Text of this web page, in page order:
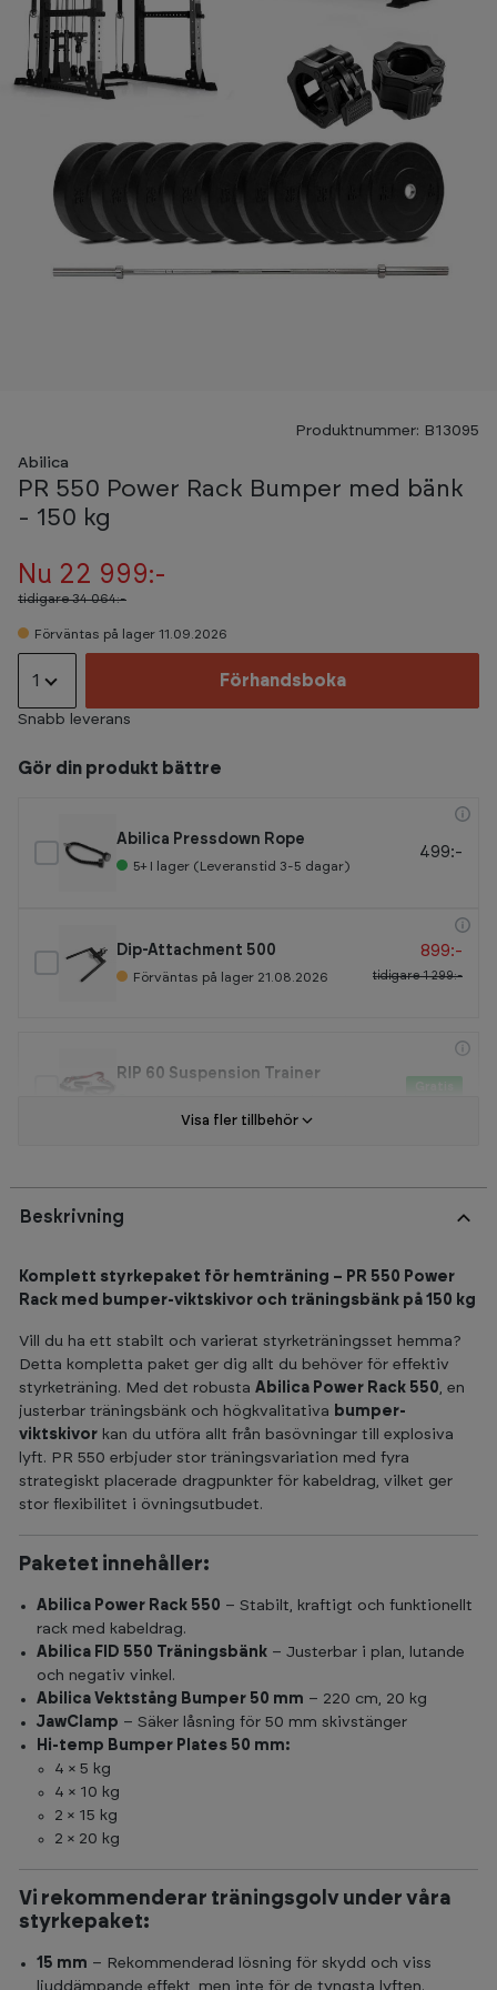
Produktnummer: B13095
Abilica
PR 550 Power Rack Bumper med bänk
- 150 kg
Nu 22 999:-
tidigare34 064:-
Förväntas på lager 11.09.2026
1 Förhandsboka
Snabb leverans
Gör din produkt bättre
Abilica Pressdown Rope
5+ I lager (Leveranstid 3-5 dagar)
499:-
Dip-Attachment 500
Förväntas på lager 21.08.2026
899:-
tidigare1 299:-
RIP 60 Suspension Trainer
Visa fler tillbehör
Beskrivning
Komplett styrkepaket för hemträning – PR 550 Power
Rack med bumper-viktskivor och träningsbänk på 150 kg
Vill du ha ett stabilt och varierat styrketräningsset hemma?
Detta kompletta paket ger dig allt du behöver för effektiv
styrketräning. Med det robusta Abilica Power Rack 550, en
justerbar träningsbänk och högkvalitativa bumper-
viktskivor kan du utföra allt från basövningar till explosiva
lyft. PR 550 erbjuder stor träningsvariation med fyra
strategiskt placerade dragpunkter för kabeldrag, vilket ger
stor flexibilitet i övningsutbudet.
Paketet innehåller:
Abilica Power Rack 550 – Stabilt, kraftigt och funktionellt
rack med kabeldrag.
Abilica FID 550 Träningsbänk – Justerbar i plan, lutande
och negativ vinkel.
Abilica Vektstång Bumper 50 mm – 220 cm, 20 kg
JawClamp – Säker låsning för 50 mm skivstänger
Hi-temp Bumper Plates 50 mm:
4 × 5 kg
4 × 10 kg
2 × 15 kg
2 × 20 kg
Vi rekommenderar träningsgolv under våra
styrkepaket:
15 mm – Rekommenderad lösning för skydd och viss
ljuddämpande effekt, men inte för de tyngsta lyften.